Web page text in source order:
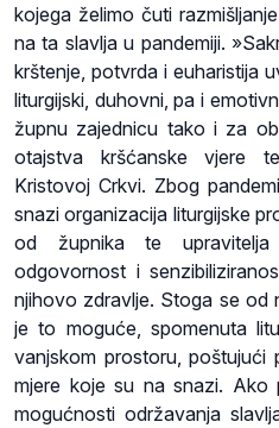
kojega želimo čuti
na ta slavlja u pandemiji.
krštenje, potvrda i euharistija
liturgijski, duhovni, pa i
župnu zajednicu tako i za
otajstva kršćanske vjere
Kristovoj Crkvi. Zbog
snazi organizacija liturgijske
od župnika te
odgovornost i
njihovo zdravlje. Stoga se od
je to moguće, spomenuta
vanjskom prostoru, poštujući
mjere koje su na snazi. Ako
mogućnosti održavanja